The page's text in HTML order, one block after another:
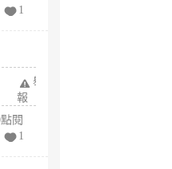
1
舉
報
閱
1